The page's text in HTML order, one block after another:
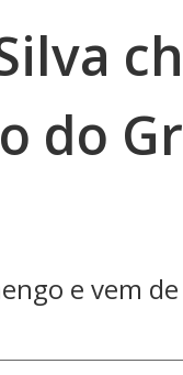
do
e vem